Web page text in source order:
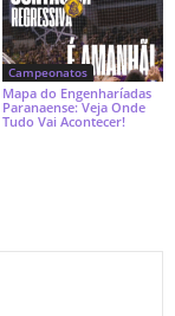
Campeonatos
Mapa do Engenharíadas
Paranaense: Veja Onde
Tudo Vai Acontecer!